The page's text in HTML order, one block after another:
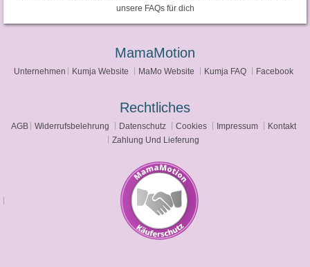
unsere FAQs für dich
MamaMotion
Unternehmen Kumja Website MaMo Website Kumja FAQ Facebook
Rechtliches
AGB Widerrufsbelehrung Datenschutz Cookies Impressum
Kontakt
Zahlung Und Lieferung